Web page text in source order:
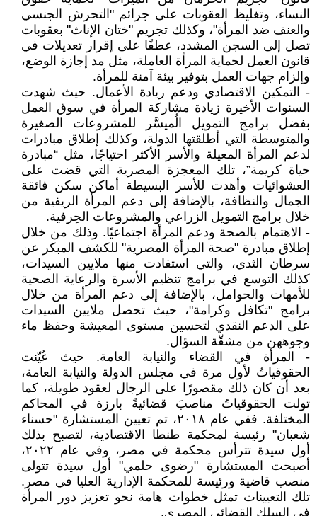
النساء، وتغليظ العقوبات على جرائم "التحرش الجنسي
والعنف ضد المرأة"، وكذلك تجريم "ختان الإناث" بعقوبات
تصل إلى السجن المشدد، عطفًا على إقرار تعديلات في
قانون العمل لحماية المرأة العاملة، مثل مد إجازة الوضع،
وإلزام جهات العمل بتوفير بيئة آمنة للمرأة.
- التمكين الاقتصادي ودعم ريادة الأعمال. حيث شهدت
السنوات الأخيرة زيادة مشاركة المرأة في سوق العمل
بفضل برامج التمويل الُميسَّر للمشروعات الصغيرة
والمتوسطة التي أطلقتها الدولة، وكذلك إطلاق مبادرات
لدعم المرأة المعيلة والأسر الأكثر احتياجًا، مثل “مبادرة
حياة كريمة”، تلك المعجزة المصرية التي قضت على
العشوائيات وأهدت للأسر البسيطة أماكن سكن فائقة
الجمال والنظافة، بالإضافة إلى دعم المرأة الريفية من
خلال برامج التمويل الزراعي والمشروعات الحِرفية.
- الاهتمام بالصحة ودعم المرأة اجتماعيًا. وذلك من خلال
إطلاق مبادرة "صحة المرأة المصرية" للكشف المبكر عن
سرطان الثدي، والتي استفادت منها ملايين السيدات،
كذلك التوسع في برامج تنظيم الأسرة والرعاية الصحية
للأمهات والحوامل، بالإضافة إلى دعم المرأة من خلال
برامج "تكافل وكرامة"، حيث تحصل ملايين السيدات
على الدعم النقدي لتحسين مستوى المعيشة وحفظ ماء
وجوههن من مشقّة السؤال.
- المرأة في القضاء والنيابة العامة. حيث عُيّنت
الحقوقياتُ لأول مرة في مجلس الدولة والنيابة العامة،
بعد أن كان ذلك مقصورًا على الرجال لعقود طويلة، كما
تولت الحقوقياتُ مناصبَ قضائيةً بارزة في المحاكم
المختلفة. ففي عام ٢٠١٨، تم تعيين المستشارة "حسناء
شعبان" رئيسة لمحكمة طنطا الاقتصادية، لتصبح بذلك
أول سيدة تترأس محكمة في مصر، وفي عام ٢٠٢٢،
أصبحت المستشارة "رضوى حلمي" أول سيدة تتولى
منصب قاضية ورئيسة للمحكمة الإدارية العليا في مصر.
تلك التعيينات تمثل خطوات هامة نحو تعزيز دور المرأة
في السلك القضائي المصري.